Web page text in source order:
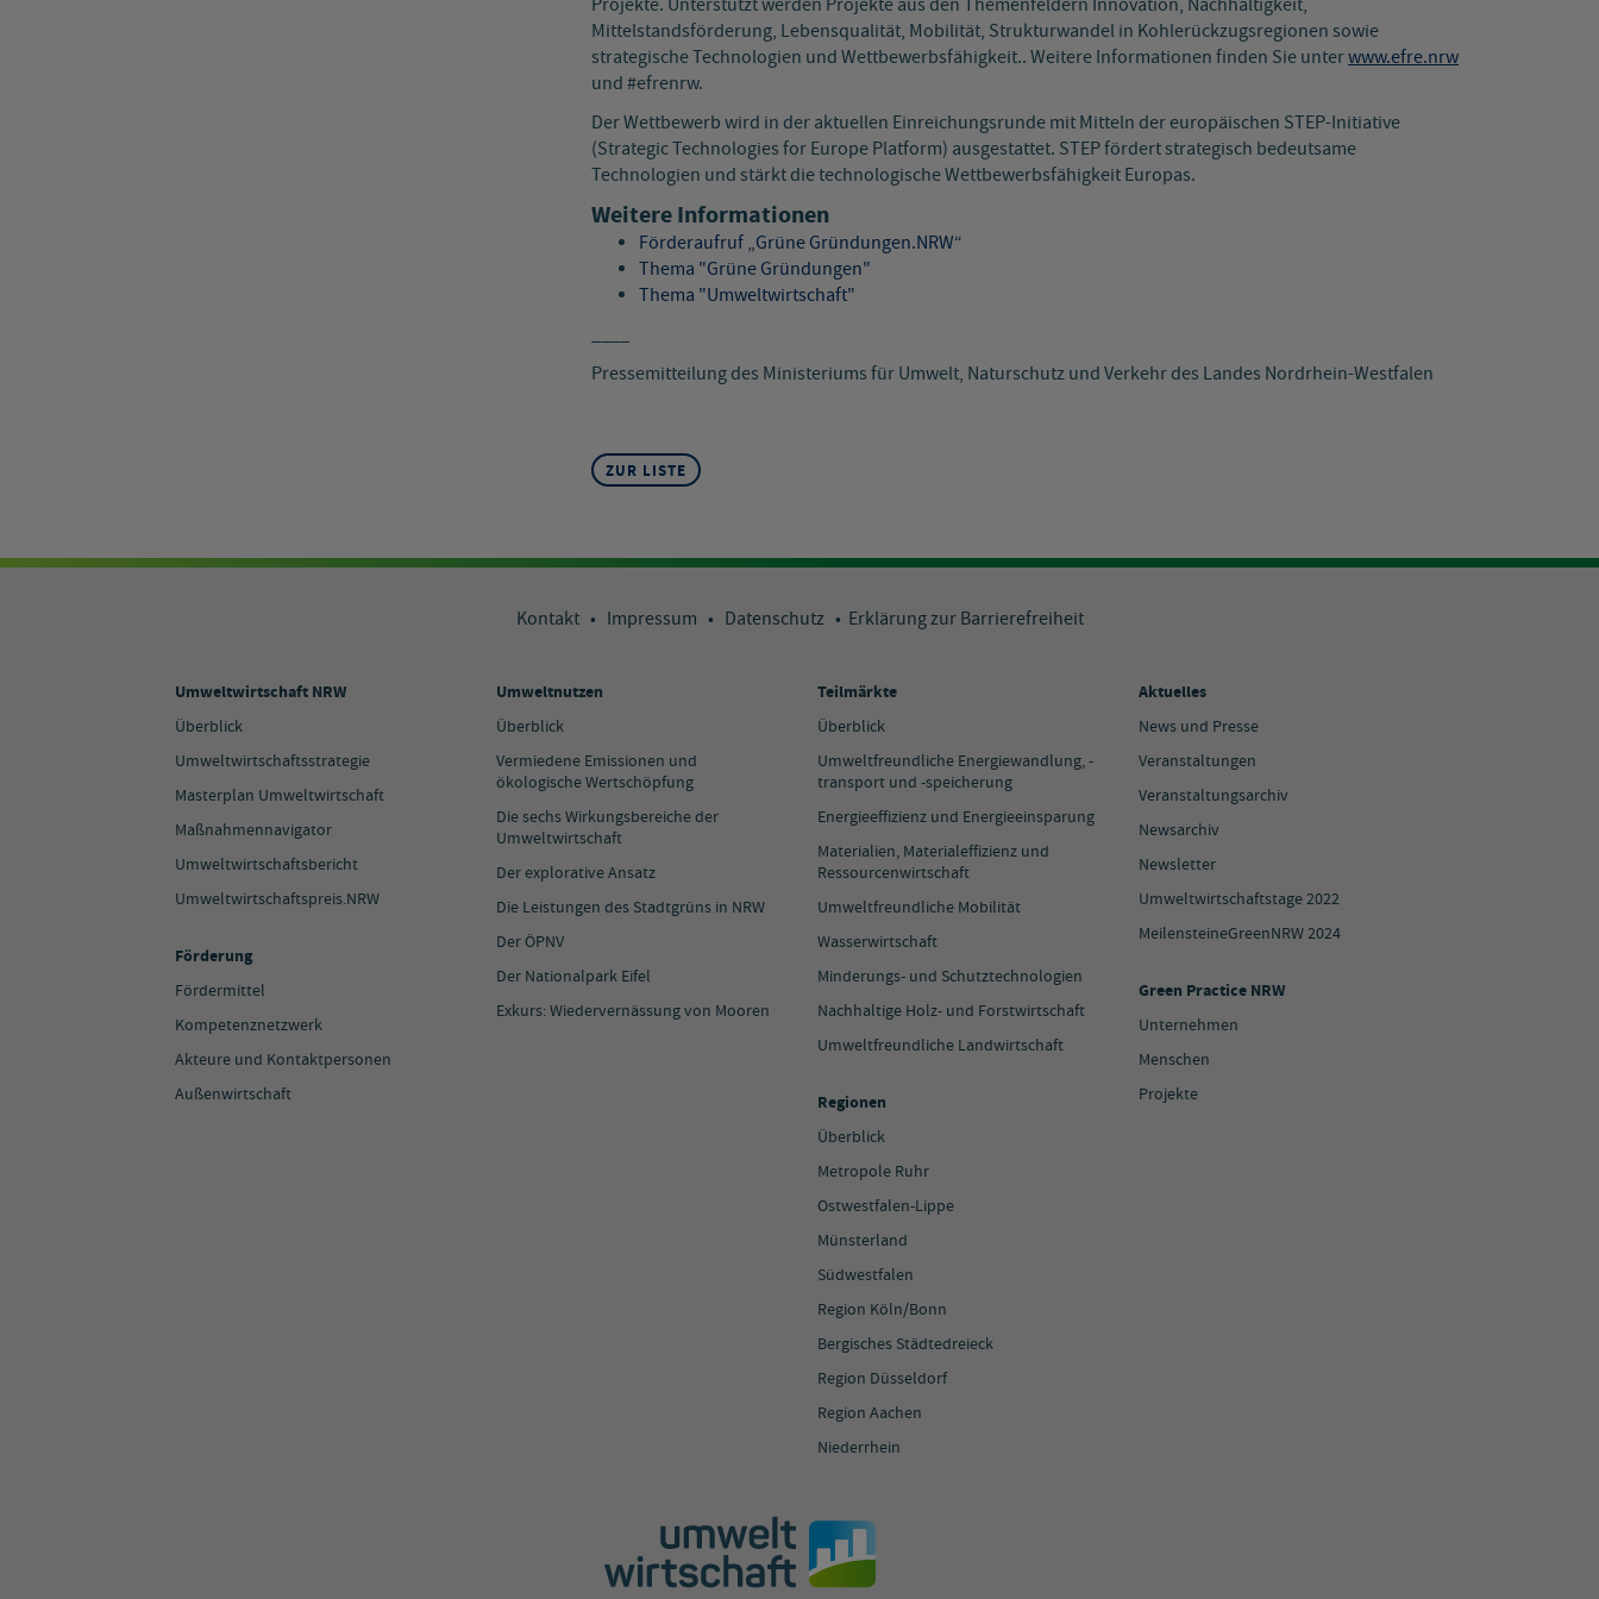
Projekte. Unterstützt werden Projekte aus den Themenfeldern Innovation, Nachhaltigkeit,
Mittelstandsförderung, Lebensqualität, Mobilität, Strukturwandel in Kohlerückzugsregionen sowie
strategische Technologien und Wettbewerbsfähigkeit.. Weitere Informationen finden Sie unterwww.efre.nrw
und #efrenrw.
Der Wettbewerb wird in der aktuellen Einreichungsrunde mit Mitteln der europäischen STEP-Initiative
(Strategic Technologies for Europe Platform) ausgestattet. STEP fördert strategisch bedeutsame
Technologien und stärkt die technologische Wettbewerbsfähigkeit Europas.
Weitere Informationen
Förderaufruf „Grüne Gründungen.NRW“
Thema "Grüne Gründungen"
Thema "Umweltwirtschaft"
Pressemitteilung des Ministeriums für Umwelt, Naturschutz und Verkehr des Landes Nordrhein-Westfalen
ZUR LISTE
Kontakt • Impressum • Datenschutz • Erklärung zur Barrierefreiheit
Umweltwirtschaft NRW
Überblick
Umweltwirtschaftsstrategie
Masterplan Umweltwirtschaft
Maßnahmennavigator
Umweltwirtschaftsbericht
Umweltwirtschaftspreis.NRW
Förderung
Fördermittel
Kompetenznetzwerk
Akteure und Kontaktpersonen
Außenwirtschaft
Umweltnutzen
Überblick
Vermiedene Emissionen und
ökologische Wertschöpfung
Die sechs Wirkungsbereiche der
Umweltwirtschaft
Der explorative Ansatz
Die Leistungen des Stadtgrüns in NRW
Der ÖPNV
Der Nationalpark Eifel
Exkurs: Wiedervernässung von Mooren
Teilmärkte
Überblick
Umweltfreundliche Energiewandlung, -
transport und -speicherung
Energieeffizienz und Energieeinsparung
Materialien, Materialeffizienz und
Ressourcenwirtschaft
Umweltfreundliche Mobilität
Wasserwirtschaft
Minderungs- und Schutztechnologien
Nachhaltige Holz- und Forstwirtschaft
Umweltfreundliche Landwirtschaft
Regionen
Überblick
Metropole Ruhr
Ostwestfalen-Lippe
Münsterland
Südwestfalen
Region Köln/Bonn
Bergisches Städtedreieck
Region Düsseldorf
Region Aachen
Niederrhein
Aktuelles
News und Presse
Veranstaltungen
Veranstaltungsarchiv
Newsarchiv
Newsletter
Umweltwirtschaftstage 2022
MeilensteineGreenNRW 2024
Green Practice NRW
Unternehmen
Menschen
Projekte